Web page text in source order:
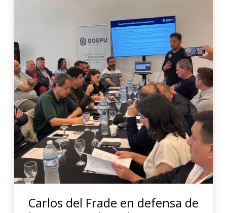
Carlos del Frade en defensa de